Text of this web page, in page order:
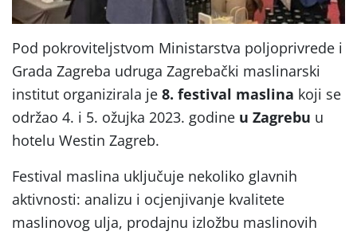
Pod pokroviteljstvom Ministarstva poljoprivrede i
Grada Zagreba udruga Zagrebački maslinarski
institut organizirala je 8. festival maslina koji se
održao 4. i 5. ožujka 2023. godine u Zagrebu u
hotelu Westin Zagreb.
Festival maslina uključuje nekoliko glavnih
aktivnosti: analizu i ocjenjivanje kvalitete
maslinovog ulja, prodajnu izložbu maslinovih